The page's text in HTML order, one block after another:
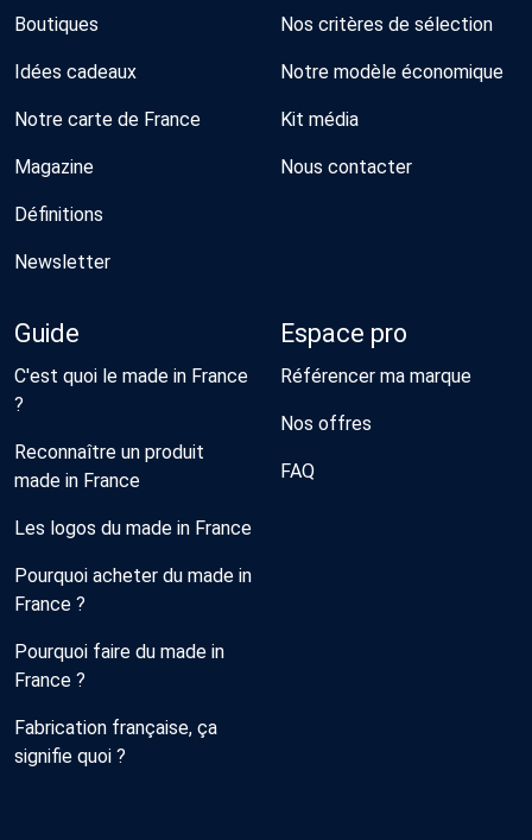
Boutiques
Idées cadeaux
Notre carte de France
Magazine
Définitions
Newsletter
Nos critères de sélection
Notre modèle économique
Kit média
Nous contacter
Guide
C'est quoi le made in France
?
Reconnaître un produit
made in France
Les logos du made in France
Pourquoi acheter du made in
France ?
Pourquoi faire du made in
France ?
Fabrication française, ça
signifie quoi ?
Espace pro
Référencer ma marque
Nos offres
FAQ